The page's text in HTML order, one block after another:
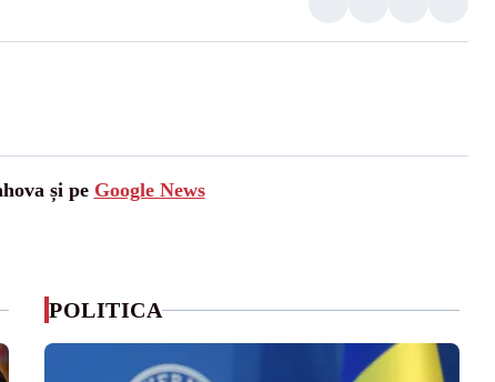
și pe Google News
POLITICA